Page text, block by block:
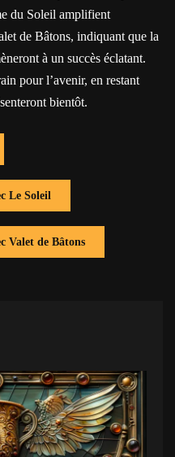
du Soleil amplifient
de Bâtons, indiquant que la
à un succès éclatant.
pour l’avenir, en restant
bientôt.
Le Soleil
Valet de Bâtons